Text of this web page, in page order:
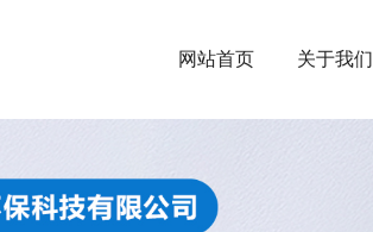
网站首页 关于我们